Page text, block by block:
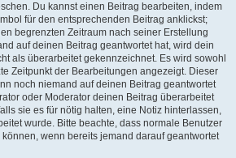
Du kannst einen Beitrag bearbeiten, indem
für den entsprechenden Beitrag anklickst;
begrenzten Zeitraum nach seiner Erstellung
auf deinen Beitrag geantwortet hat, wird dein
als überarbeitet gekennzeichnet. Es wird sowohl
Zeitpunkt der Bearbeitungen angezeigt. Dieser
noch niemand auf deinen Beitrag geantwortet
oder Moderator deinen Beitrag überarbeitet
sie es für nötig halten, eine Notiz hinterlassen,
wurde. Bitte beachte, dass normale Benutzer
wenn bereits jemand darauf geantwortet